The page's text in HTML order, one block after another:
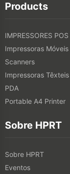
Products
IMPRESSORES POS
Impressoras Móveis
Scanners
Impressoras
PDA
Portable A4 Printer
Sobre HPRT
Sobre HPRT
Eventos